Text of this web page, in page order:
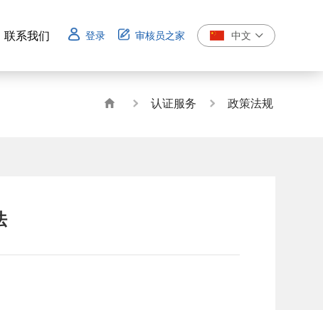
联系我们 登录 审核员之家 中文
认证服务 政策法规